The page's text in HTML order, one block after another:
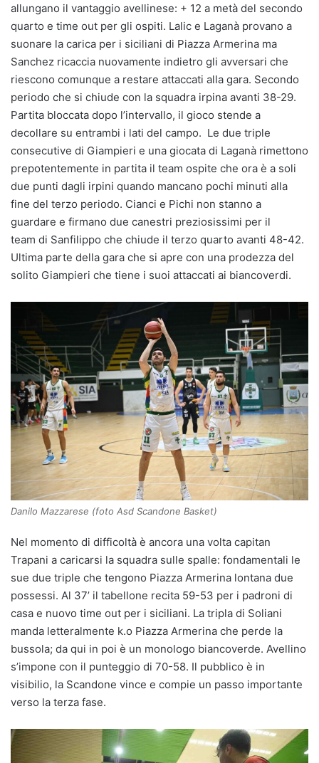
allungano il vantaggio avellinese: + 12 a metà del secondo
quarto e time out per gli ospiti. Lalic e Laganà provano a
suonare la carica per i siciliani di Piazza Armerina ma
Sanchez ricaccia nuovamente indietro gli avversari che
riescono comunque a restare attaccati alla gara. Secondo
periodo che si chiude con la squadra irpina avanti 38-29.
Partita bloccata dopo l’intervallo, il gioco stende a
decollare su entrambi i lati del campo. Le due triple
consecutive di Giampieri e una giocata di Laganà rimettono
prepotentemente in partita il team ospite che ora è a soli
due punti dagli irpini quando mancano pochi minuti alla
fine del terzo periodo. Cianci e Pichi non stanno a
guardare e firmano due canestri preziosissimi per il
team di Sanfilippo che chiude il terzo quarto avanti 48-42.
Ultima parte della gara che si apre con una prodezza del
solito Giampieri che tiene i suoi attaccati ai biancoverdi.
Danilo Mazzarese (foto Asd Scandone Basket)
Nel momento di difficoltà è ancora una volta capitan
Trapani a caricarsi la squadra sulle spalle: fondamentali le
sue due triple che tengono Piazza Armerina lontana due
possessi. Al 37’ il tabellone recita 59-53 per i padroni di
casa e nuovo time out per i siciliani. La tripla di Soliani
manda letteralmente k.o Piazza Armerina che perde la
bussola; da qui in poi è un monologo biancoverde. Avellino
s’impone con il punteggio di 70-58. Il pubblico è in
visibilio, la Scandone vince e compie un passo importante
verso la terza fase.